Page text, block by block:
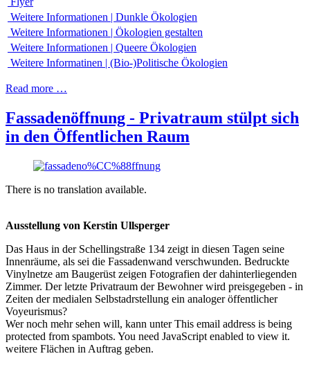
Weitere Informationen | Dunkle Ökologien
Weitere Informationen | Ökologien gestalten
Weitere Informationen | Queere Ökologien
Weitere Informatinen | (Bio-)Politische Ökologien
Read more …
Fassadenöffnung - Privatraum stülpt sich
in den Öffentlichen Raum
There is no translation available.
Ausstellung von Kerstin Ullsperger
Das Haus in der Schellingstraße 134 zeigt in diesen Tagen seine
Innenräume, als sei die Fassadenwand verschwunden. Bedruckte
Vinylnetze am Baugerüst zeigen Fotografien der dahinterliegenden
Zimmer. Der letzte Privatraum der Bewohner wird preisgegeben - in
Zeiten der medialen Selbstadrstellung ein analoger öffentlicher
Voyeurismus?
Wer noch mehr sehen will, kann unterThis email address is being
protected from spambots. You need JavaScript enabled to view it.
weitere Flächen in Auftrag geben.